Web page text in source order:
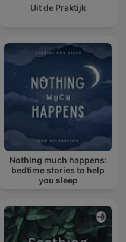
Uit de Praktijk
Nothing much happens:
bedtime stories to help
you sleep